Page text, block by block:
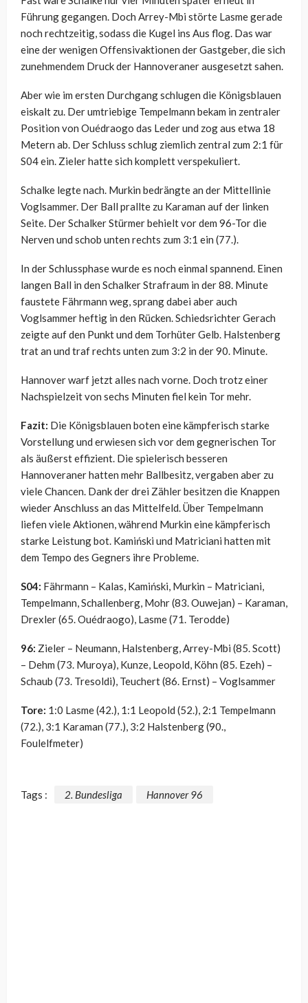
Führung gegangen. Doch Arrey-Mbi störte Lasme gerade
noch rechtzeitig, sodass die Kugel ins Aus flog. Das war
eine der wenigen Offensivaktionen der Gastgeber, die sich
zunehmendem Druck der Hannoveraner ausgesetzt sahen.
Aber wie im ersten Durchgang schlugen die Königsblauen
eiskalt zu. Der umtriebige Tempelmann bekam in zentraler
Position von Ouédraogo das Leder und zog aus etwa 18
Metern ab. Der Schluss schlug ziemlich zentral zum 2:1 für
S04 ein. Zieler hatte sich komplett verspekuliert.
Schalke legte nach. Murkin bedrängte an der Mittellinie
Voglsammer. Der Ball prallte zu Karaman auf der linken
Seite. Der Schalker Stürmer behielt vor dem 96-Tor die
Nerven und schob unten rechts zum 3:1 ein (77.).
In der Schlussphase wurde es noch einmal spannend. Einen
langen Ball in den Schalker Strafraum in der 88. Minute
faustete Fährmann weg, sprang dabei aber auch
Voglsammer heftig in den Rücken. Schiedsrichter Gerach
zeigte auf den Punkt und dem Torhüter Gelb. Halstenberg
trat an und traf rechts unten zum 3:2 in der 90. Minute.
Hannover warf jetzt alles nach vorne. Doch trotz einer
Nachspielzeit von sechs Minuten fiel kein Tor mehr.
Fazit: Die Königsblauen boten eine kämpferisch starke
Vorstellung und erwiesen sich vor dem gegnerischen Tor
als äußerst effizient. Die spielerisch besseren
Hannoveraner hatten mehr Ballbesitz, vergaben aber zu
viele Chancen. Dank der drei Zähler besitzen die Knappen
wieder Anschluss an das Mittelfeld. Über Tempelmann
liefen viele Aktionen, während Murkin eine kämpferisch
starke Leistung bot. Kamiński und Matriciani hatten mit
dem Tempo des Gegners ihre Probleme.
S04: Fährmann – Kalas, Kamiński, Murkin – Matriciani,
Tempelmann, Schallenberg, Mohr (83. Ouwejan) – Karaman,
Drexler (65. Ouédraogo), Lasme (71. Terodde)
96: Zieler – Neumann, Halstenberg, Arrey-Mbi (85. Scott)
– Dehm (73. Muroya), Kunze, Leopold, Köhn (85. Ezeh) –
Schaub (73. Tresoldi), Teuchert (86. Ernst) – Voglsammer
Tore: 1:0 Lasme (42.), 1:1 Leopold (52.), 2:1 Tempelmann
(72.), 3:1 Karaman (77.), 3:2 Halstenberg (90.,
Foulelfmeter)
Tags : 2. Bundesliga Hannover 96